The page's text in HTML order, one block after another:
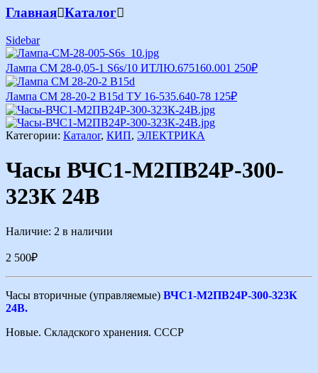
Главная Каталог
Sidebar
Лампа СМ 28-0,05-1 S6s/10 ИТЛЮ.675160.001 250₽
Лампа СМ 28-20-2 B15d ТУ 16-535.640-78 125₽
Категории: Каталог, КИП, ЭЛЕКТРИКА
Часы ВЧС1-М2ПВ24Р-300-
323К 24В
Наличие: 2 в наличии
2 500₽
Часы вторичные (управляемые) ВЧС1-М2ПВ24Р-300-323К
24В.
Новые. Складского хранения. СССР